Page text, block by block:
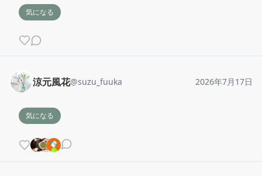
気になる
涼元風花@suzu_fuuka 2026年7月17日
気になる